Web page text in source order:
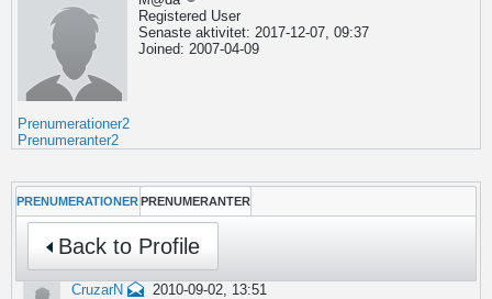
Registered User
Senaste aktivitet: 2017-12-07, 09:37
Joined: 2007-04-09
Prenumerationer2
Prenumeranter2
PRENUMERATIONER PRENUMERANTER
Back to Profile
CruzarN 2010-09-02, 13:51